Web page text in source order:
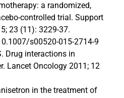
a randomized,
controlled trial. Support
23 (11): 3229-37.
s00520-015-2714-9
Drug interactions in
Lancet Oncology 2011; 12
in the treatment of